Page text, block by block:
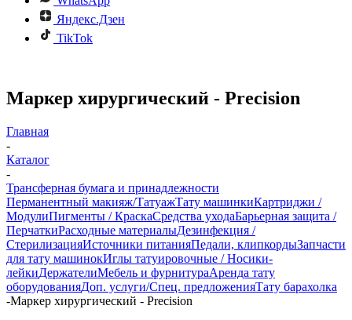
Яндекс.Дзен
TikTok
Маркер хирургический - Precision
Главная
-
Каталог
-
Трансферная бумага и принадлежности
Перманентный макияж/ТатуажТату машинкиКартриджи /
МодулиПигменты / КраскаСредства уходаБарьерная защита /
ПерчаткиРасходные материалыДезинфекция /
СтерилизацияИсточники питанияПедали, клипкордыЗапчасти
для тату машинокИглы татуировочные / Носики-
лейкиДержателиМебель и фурнитураАренда тату
оборудованияДоп. услуги/Спец. предложенияТату барахолка
-Маркер хирургический - Precision